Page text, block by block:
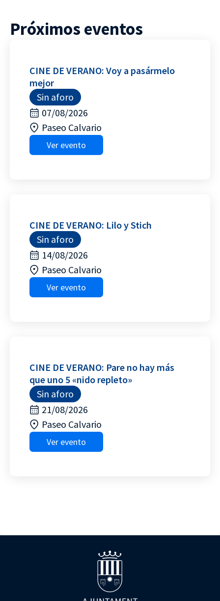
Próximos eventos
CINE DE VERANO: Voy a pasármelo
mejor
Sin aforo
07/08/2026
Paseo Calvario
Ver evento
CINE DE VERANO: Lilo y Stich
Sin aforo
14/08/2026
Paseo Calvario
Ver evento
CINE DE VERANO: Pare no hay más
que uno 5 «nido repleto»
Sin aforo
21/08/2026
Paseo Calvario
Ver evento